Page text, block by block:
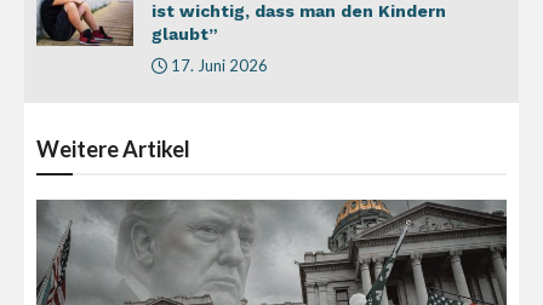
ist wichtig, dass man den Kindern
glaubt”
17. Juni 2026
WeitereArtikel